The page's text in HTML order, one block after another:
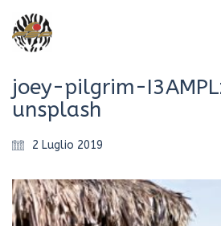
joey-pilgrim-
unsplash
2 Luglio 2019